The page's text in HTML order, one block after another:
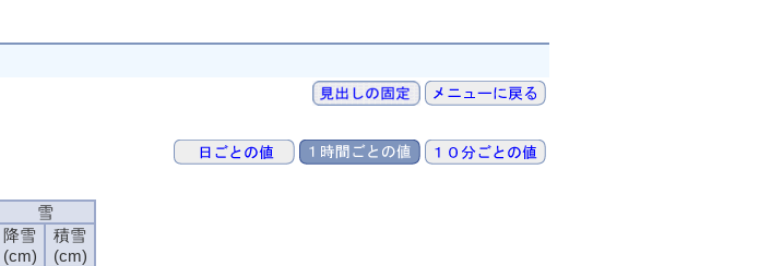
雪
降雪
(cm)
積雪
(cm)